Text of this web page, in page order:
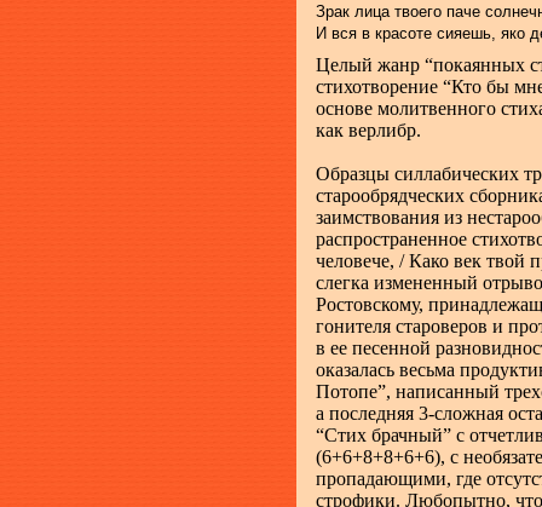
Зрак лица твоего паче
И вся в красоте сияешь, яко
Целый жанр “покаянных
стихотворение “Кто бы
основе молитвенного
как верлибр.
Образцы силлабических
старообрядческих
заимствования из
распространенное
человече, / Како век твой
слегка измененный
Ростовскому,
гонителя староверов и
в ее песенной
оказалась весьма
Потопе”, написанный
а последняя 3-сложная
“Стих брачный” с
(6+6+8+8+6+6), с
пропадающими, где
строфики. Любопытно,